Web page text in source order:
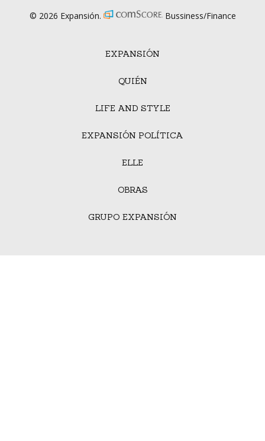
EXPANSIÓN
QUIÉN
LIFE AND STYLE
EXPANSIÓN POLÍTICA
ELLE
OBRAS
GRUPO EXPANSIÓN
© 2026 Expansión. Bussiness/Finance